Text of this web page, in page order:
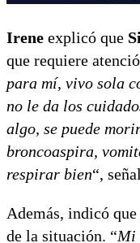
Irene explicó que
que requiere
para mí, vivo sola
no le da los
algo, se puede
broncoaspira,
respirar bien“,
Además, indicó
de la situación. “Mi